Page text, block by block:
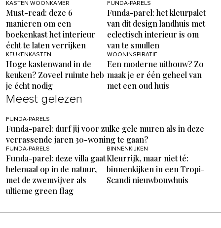
KASTEN WOONKAMER
Must-read: deze 6
manieren om een
boekenkast het interieur
écht te laten verrijken
FUNDA-PARELS
Funda-parel: het kleurpalet
van dit design landhuis met
eclectisch interieur is om
van te smullen
KEUKENKASTEN
Hoge kastenwand in de
keuken? Zoveel ruimte heb
je écht nodig
WOONINSPIRATIE
Een moderne uitbouw? Zo
maak je er één geheel van
met een oud huis
Meest gelezen
FUNDA-PARELS
Funda-parel: durf jij voor zulke gele muren als in deze
verrassende jaren 30-woning te gaan?
FUNDA-PARELS
Funda-parel: deze villa gaat
helemaal op in de natuur,
met de zwemvijver als
ultieme green flag
BINNENKIJKEN
Kleurrijk, maar niet té:
binnenkijken in een Tropi-
Scandi nieuwbouwhuis